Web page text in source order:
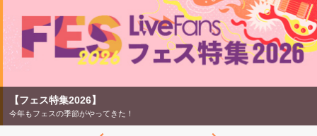
【フェス特集2026】
今年もフェスの季節がやってきた！